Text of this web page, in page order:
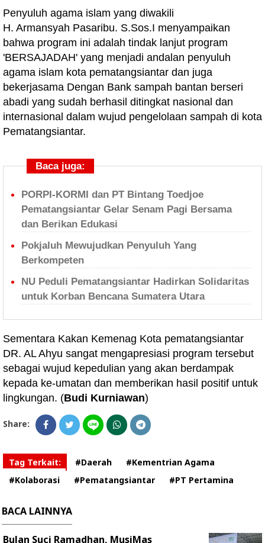
Penyuluh agama islam yang diwakili
H. Armansyah Pasaribu. S.Sos.I menyampaikan
bahwa program ini adalah tindak lanjut program
'BERSAJADAH' yang menjadi andalan penyuluh
agama islam kota pematangsiantar dan juga
bekerjasama Dengan Bank sampah bantan berseri
abadi yang sudah berhasil ditingkat nasional dan
internasional dalam wujud pengelolaan sampah di kota
Pematangsiantar.
Baca juga:
PORPI-KORMI dan PT Bintang Toedjoe
Pematangsiantar Gelar Senam Pagi Bersama
dan Berikan Edukasi
Pokjaluh Mewujudkan Penyuluh Yang
Berkompeten
NU Peduli Pematangsiantar Hadirkan Solidaritas
untuk Korban Bencana Sumatera Utara
Sementara Kakan Kemenag Kota pematangsiantar
DR. AL Ahyu sangat mengapresiasi program tersebut
sebagai wujud kepedulian yang akan berdampak
kepada ke-umatan dan memberikan hasil positif untuk
lingkungan. (Budi Kurniawan)
Share:
Tag Terkait: #Daerah
#Kementrian Agama
#Kolaborasi
#Pematangsiantar #PT Pertamina
BACA LAINNYA
Bulan Suci Ramadhan, MusiMas